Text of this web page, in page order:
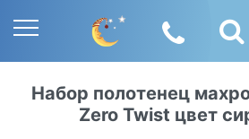
Набор полотенец
Zero Twist цвет